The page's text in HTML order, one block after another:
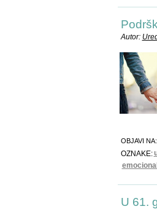
Autor:
OBJAVI NA:
OZNAKE:
U 61.